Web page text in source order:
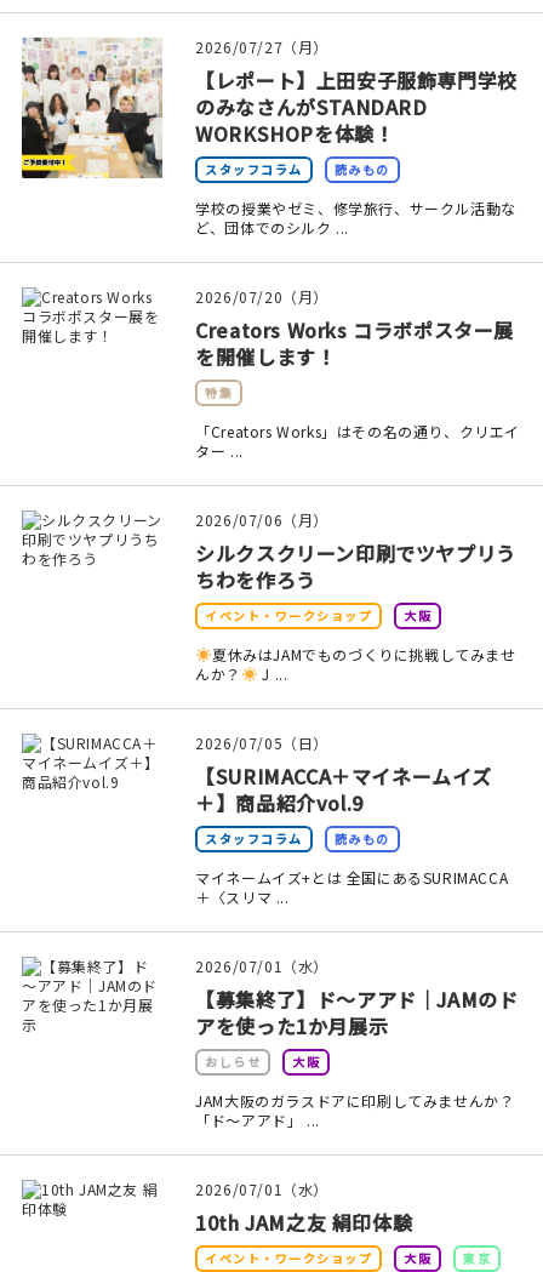
おすすめ特集
読みもの
イベント・ワークショップ
おしらせ
カートを見る
2026/07/27（月）
【レポート】上田安子服飾専門学校
のみなさんがSTANDARD
WORKSHOPを体験！
スタッフコラム 読みもの
学校の授業やゼミ、修学旅行、サークル活動な
ど、団体でのシルク ...
2026/07/20（月）
Creators Works コラボポスター展
を開催します！
特集
「Creators Works」はその名の通り、クリエイ
ター ...
2026/07/06（月）
シルクスクリーン印刷でツヤプリう
ちわを作ろう
イベント・ワークショップ 大阪
夏休みはJAMでものづくりに挑戦してみませ
んか？
J ...
2026/07/05（日）
【SURIMACCA＋マイネームイズ
＋】商品紹介vol.9
スタッフコラム 読みもの
マイネームイズ+とは 全国にあるSURIMACCA
＋〈スリマ ...
2026/07/01（水）
【募集終了】ド～アアド｜JAMのド
アを使った1か月展示
おしらせ 大阪
JAM大阪のガラスドアに印刷してみませんか？
「ド～アアド」 ...
2026/07/01（水）
10th JAM之友 絹印体験
イベント・ワークショップ 大阪 東京